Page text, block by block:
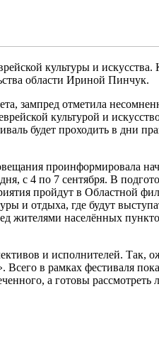
культуры и
области Ириной Пинчук.
зампред отметила
культурой и
будет проходить в дни
проинформировала
с 4 по 7 сентября. В
пройдут в Областной
и отдыха, где будут
жителями населённых
и исполнителей.
в рамках фестиваля
а готовы